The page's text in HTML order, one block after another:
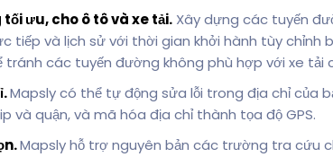
ưu, cho ô tô và xe tải.Xây dựng các tuyến
tiếp và lịch sử với thời gian khởi hành tùy chỉnh
tránh các tuyến đường không phù hợp với xe tải
Mapsly có thể tự động sửa lỗi trong địa chỉ của
và quận, và mã hóa địa chỉ thành tọa độ GPS.
Mapsly hỗ trợ nguyên bản các trường tra cứu